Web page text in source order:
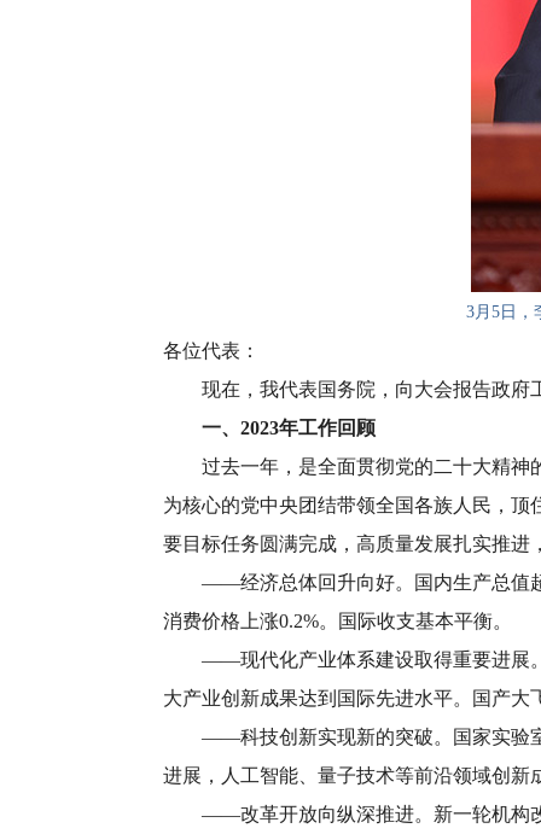
3月5日，
各位代表：
现在，我代表国务院，向大会报告政府
一、2023年工作回顾
过去一年，是全面贯彻党的二十大精神的
为核心的党中央团结带领全国各族人民，
要目标任务圆满完成，高质量发展扎实推
——经济总体回升向好。国内生产总值超
消费价格上涨0.2%。国际收支基本平衡。
——现代化产业体系建设取得重要进展。
大产业创新成果达到国际先进水平。国产大
——科技创新实现新的突破。国家实验室
进展，人工智能、量子技术等前沿领域创新
——改革开放向纵深推进。新一轮机构改